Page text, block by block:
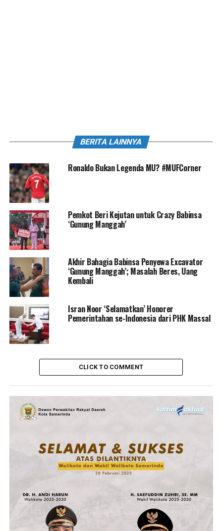
BERITA LAINNYA
Ronaldo Bukan Legenda MU? #MUFCorner
Pemkot Beri Kejutan untuk Crazy Babinsa
‘Gunung Manggah’
Akhir Bahagia Babinsa Penyewa Excavator
‘Gunung Manggah’; Masalah Beres, Uang
Kembali
Isran Noor ‘Selamatkan’ Honorer
Pemerintahan se-Indonesia dari PHK Massal
CLICK TO COMMENT